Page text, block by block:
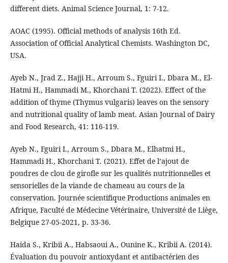
different diets. Animal Science Journal, 1: 7-12.
AOAC (1995). Official methods of analysis 16th Ed.
Association of Official Analytical Chemists. Washington DC,
USA.
Ayeb N., Jrad Z., Hajji H., Arroum S., Fguiri I., Dbara M., El-
Hatmi H., Hammadi M., Khorchani T. (2022). Effect of the
addition of thyme (Thymus vulgaris) leaves on the sensory
and nutritional quality of lamb meat. Asian Journal of Dairy
and Food Research, 41: 116-119.
Ayeb N., Fguiri I., Arroum S., Dbara M., Elhatmi H.,
Hammadi H., Khorchani T. (2021). Effet de l’ajout de
poudres de clou de girofle sur les qualités nutritionnelles et
sensorielles de la viande de chameau au cours de la
conservation. Journée scientifique Productions animales en
Afrique, Faculté de Médecine Vétérinaire, Université de Liège,
Belgique 27-05-2021, p. 33-36.
Haida S., Kribii A., Habsaoui A., Ounine K., Kribii A. (2014).
Évaluation du pouvoir antioxydant et antibactérien des